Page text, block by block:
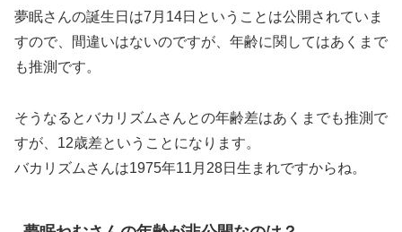
夢眠さんの誕生日は7月14日ということは公開されていま
すので、間違いはないのですが、年齢に関してはあくまで
も推測です。
そうなるとバカリズムさんとの年齢差はあくまでも推測で
すが、12歳差ということになります。
バカリズムさんは1975年11月28日生まれですからね。